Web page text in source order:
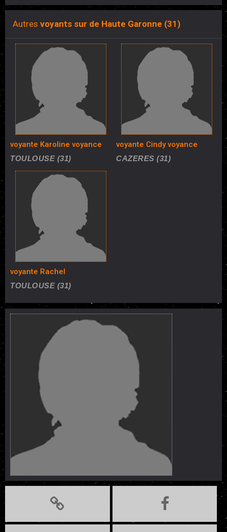
Autres voyants sur de Haute Garonne (31)
voyante Karoline voyance
TOULOUSE (31)
voyante Cindy voyance
CAZERES (31)
voyante Rachel
TOULOUSE (31)